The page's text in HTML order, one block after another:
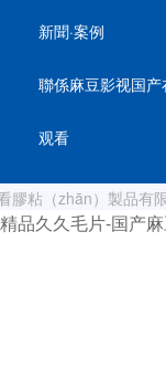
新聞·案例
聯係麻豆影视国产
观看
膠粘（zhān）製品
品久久毛片-国产